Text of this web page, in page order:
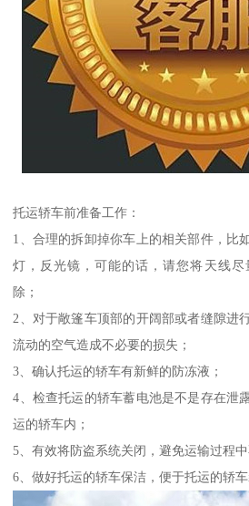
托运轿车前准备工作：
1、合理的拆卸掉你车上的相关部件，比
灯，反光镜，可能的话，请您将天线
除；
2、对于敞篷车顶部的开阔部或者缝隙进
流动的空气造成不必要的损失；
3、确认托运的轿车有新鲜的防冻液；
4、检查托运的轿车蓄电池是不是存在泄
运的轿车内；
5、有效将防盗系统关闭，避免运输过程中
6、做好托运的轿车保洁，便于托运的轿车